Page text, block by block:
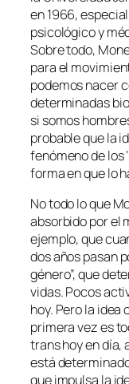
en 1966,
psicológico y
Sobre todo,
para el
podemos nacer
determinadas
si somos
probable que la
fenómeno de los
forma en que lo
No todo lo que
absorbido por el
ejemplo, que
dos años pasan
género”, que
vidas. Pocos
hoy. Pero la
primera vez es
trans hoy en día,
está
que impulsa la